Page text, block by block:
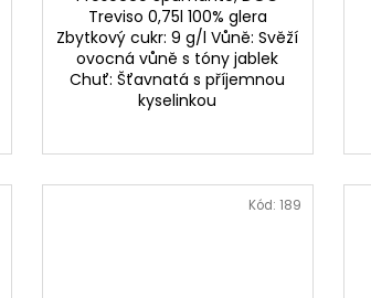
Treviso 0,75l 100% glera
Zbytkový cukr: 9 g/l Vůně: Svěží
ovocná vůně s tóny jablek
Chuť: Šťavnatá s příjemnou
kyselinkou
Kód: 189